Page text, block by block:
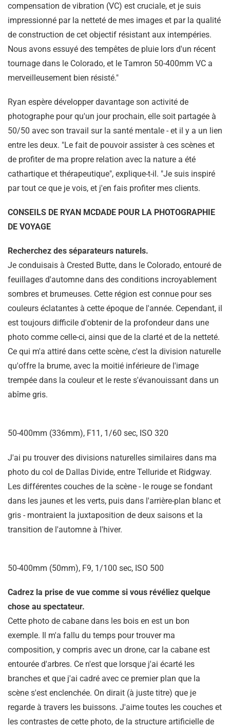
compensation de vibration (VC) est cruciale, et je suis
impressionné par la netteté de mes images et par la qualité
de construction de cet objectif résistant aux intempéries.
Nous avons essuyé des tempêtes de pluie lors d'un récent
tournage dans le Colorado, et le Tamron 50-400mm VC a
merveilleusement bien résisté."
Ryan espère développer davantage son activité de
photographe pour qu'un jour prochain, elle soit partagée à
50/50 avec son travail sur la santé mentale - et il y a un lien
entre les deux. "Le fait de pouvoir assister à ces scènes et
de profiter de ma propre relation avec la nature a été
cathartique et thérapeutique", explique-t-il. "Je suis inspiré
par tout ce que je vois, et j'en fais profiter mes clients.
CONSEILS DE RYAN MCDADE POUR LA PHOTOGRAPHIE
DE VOYAGE
Recherchez des séparateurs naturels.
Je conduisais à Crested Butte, dans le Colorado, entouré de
feuillages d'automne dans des conditions incroyablement
sombres et brumeuses. Cette région est connue pour ses
couleurs éclatantes à cette époque de l'année. Cependant, il
est toujours difficile d'obtenir de la profondeur dans une
photo comme celle-ci, ainsi que de la clarté et de la netteté.
Ce qui m'a attiré dans cette scène, c'est la division naturelle
qu'offre la brume, avec la moitié inférieure de l'image
trempée dans la couleur et le reste s'évanouissant dans un
abîme gris.
50-400mm (336mm), F11, 1/60 sec, ISO 320
J'ai pu trouver des divisions naturelles similaires dans ma
photo du col de Dallas Divide, entre Telluride et Ridgway.
Les différentes couches de la scène - le rouge se fondant
dans les jaunes et les verts, puis dans l'arrière-plan blanc et
gris - montraient la juxtaposition de deux saisons et la
transition de l'automne à l'hiver.
50-400mm (50mm), F9, 1/100 sec, ISO 500
Cadrez la prise de vue comme si vous révéliez quelque
chose au spectateur.
Cette photo de cabane dans les bois en est un bon
exemple. Il m'a fallu du temps pour trouver ma
composition, y compris avec un drone, car la cabane est
entourée d'arbres. Ce n'est que lorsque j'ai écarté les
branches et que j'ai cadré avec ce premier plan que la
scène s'est enclenchée. On dirait (à juste titre) que je
regarde à travers les buissons. J'aime toutes les couches et
les contrastes de cette photo, de la structure artificielle de